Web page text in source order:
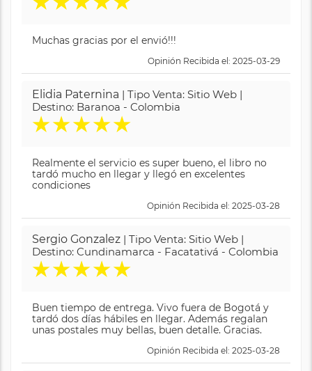
Muchas gracias por el envió!!!
Opinión Recibida el: 2025-03-29
Elidia Paternina | Tipo Venta: Sitio Web |
Destino: Baranoa - Colombia
★★★★★
Realmente el servicio es super bueno, el libro no
tardó mucho en llegar y llegó en excelentes
condiciones
Opinión Recibida el: 2025-03-28
Sergio Gonzalez | Tipo Venta: Sitio Web |
Destino: Cundinamarca - Facatativá - Colombia
★★★★★
Buen tiempo de entrega. Vivo fuera de Bogotá y
tardó dos días hábiles en llegar. Además regalan
unas postales muy bellas, buen detalle. Gracias.
Opinión Recibida el: 2025-03-28